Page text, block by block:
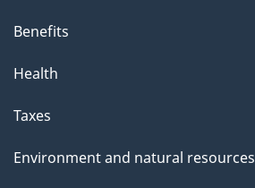
Benefits
Health
Taxes
Environment and natural resources